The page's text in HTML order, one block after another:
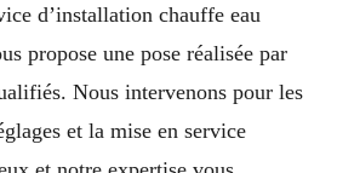
d’installation chauffe eau
propose une pose réalisée par
Nous intervenons pour les
et la mise en service